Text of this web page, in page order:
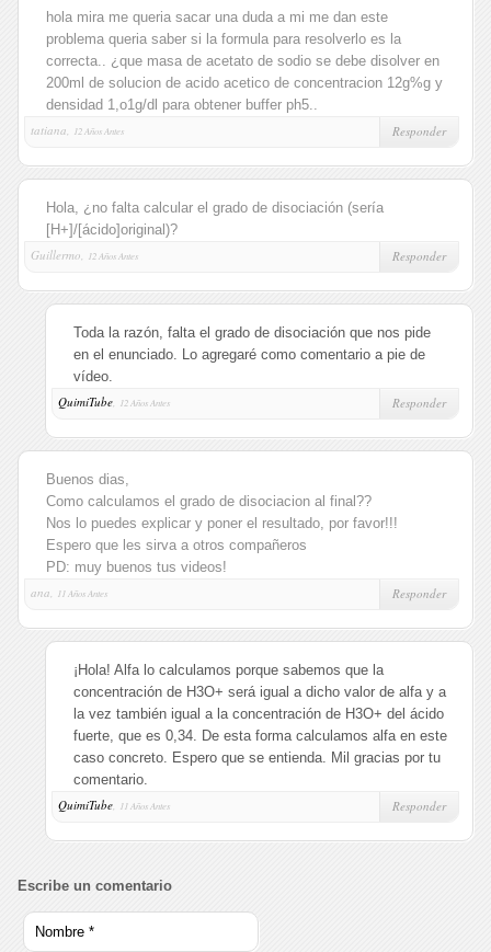
hola mira me queria sacar una duda a mi me dan este
problema queria saber si la formula para resolverlo es la
correcta.. ¿que masa de acetato de sodio se debe disolver en
200ml de solucion de acido acetico de concentracion 12g%g y
densidad 1,o1g/dl para obtener buffer ph5..
tatiana,
12 Años Antes Responder
Hola, ¿no falta calcular el grado de disociación (sería
[H+]/[ácido]original)?
Guillermo,
12 Años Antes Responder
Toda la razón, falta el grado de disociación que nos pide
en el enunciado. Lo agregaré como comentario a pie de
vídeo.
QuimiTube, 12 Años Antes Responder
Buenos dias,
Como calculamos el grado de disociacion al final??
Nos lo puedes explicar y poner el resultado, por favor!!!
Espero que les sirva a otros compañeros
PD: muy buenos tus videos!
ana,
11 Años Antes Responder
¡Hola! Alfa lo calculamos porque sabemos que la
concentración de H3O+ será igual a dicho valor de alfa y a
la vez también igual a la concentración de H3O+ del ácido
fuerte, que es 0,34. De esta forma calculamos alfa en este
caso concreto. Espero que se entienda. Mil gracias por tu
comentario.
QuimiTube, 11 Años Antes Responder
Escribe un comentario